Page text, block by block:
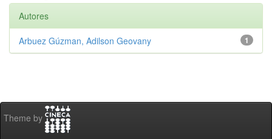
Autores
1
Arbuez Gúzman, Adilson Geovany
Theme by